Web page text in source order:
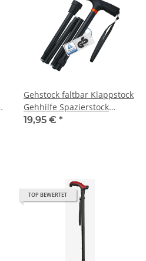
Gehstock faltbar Klappstock
Gehhilfe Spazierstock
Reisestock
19,95 € *
TOP BEWERTET